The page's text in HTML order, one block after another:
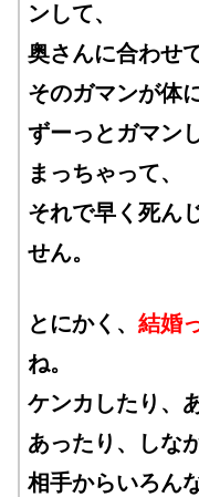
ンして、
奥さんに合わせ
そのガマンが体
ずーっとガマン
まっちゃって、
それで早く死ん
せん。
とにかく、 結婚
ね。
ケンカしたり、
あったり、しな
相手からいろん